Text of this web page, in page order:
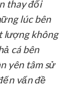
thay đổi
lúc bên
lượng không
cá bên
yên tâm sử
vấn đề